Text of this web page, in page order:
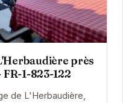
près
1-823-122
de L'Herbaudière,